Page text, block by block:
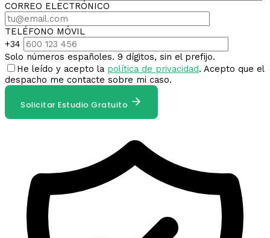
CORREO ELECTRÓNICO
TELÉFONO MÓVIL
+34
Solo números españoles. 9 dígitos, sin el prefijo.
He leído y acepto la política de privacidad. Acepto que el
despacho me contacte sobre mi caso.
Solicitar Estudio Gratuito